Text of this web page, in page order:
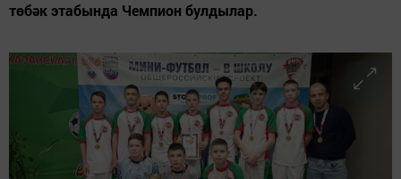
төбәк этабында Чемпион булдылар.